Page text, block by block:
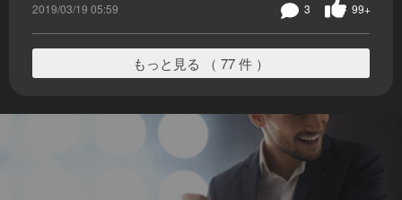
2019/03/19 05:59 99+
3
もっと見る （ 77 件 ）